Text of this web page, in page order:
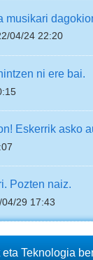
musikari
04/24 22:20
ni ere bai.
Eskerrik asko
Pozten naiz.
29 17:43
eta Teknologia